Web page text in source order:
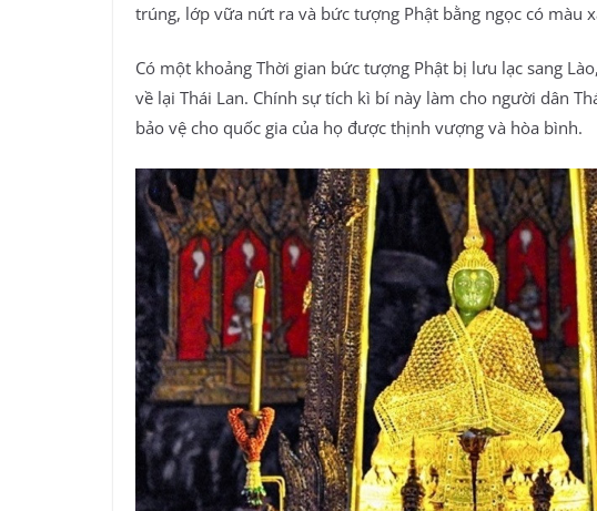
trúng, lớp vữa nứt ra và bức tượng Phật bằng ngọc có màu
Có một khoảng Thời gian bức tượng Phật bị lưu lạc sang
về lại Thái Lan. Chính sự tích kì bí này làm cho người dân
bảo vệ cho quốc gia của họ được thịnh vượng và hòa bình.